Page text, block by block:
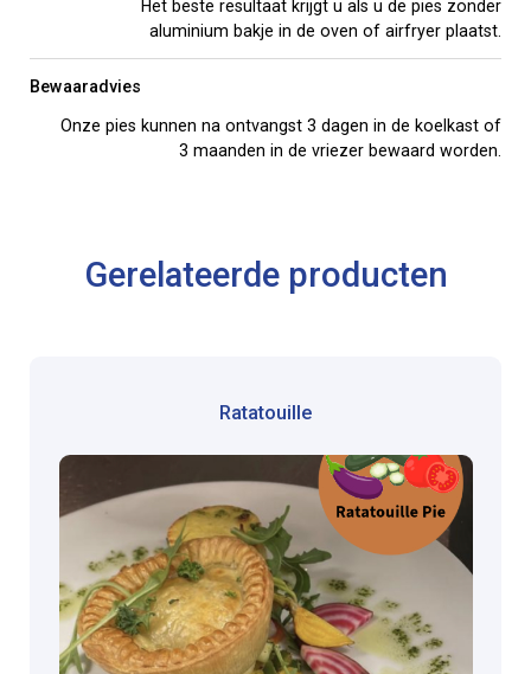
Het beste resultaat krijgt u als u de pies zonder
aluminium bakje in de oven of airfryer plaatst.
Bewaaradvies
Onze pies kunnen na ontvangst 3 dagen in de koelkast of
3 maanden in de vriezer bewaard worden.
Gerelateerde producten
Ratatouille